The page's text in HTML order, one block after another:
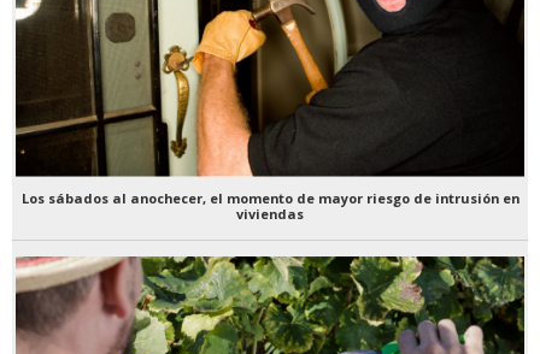
Los sábados al anochecer, el momento de mayor riesgo de intrusión en
viviendas